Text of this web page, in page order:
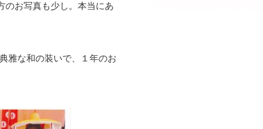
のお写真も少し。本当にあ
雅な和の装いで、１年のお